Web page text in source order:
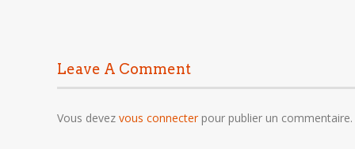
Leave A Comment
Vous devez vous connecterpour publier un commentaire.